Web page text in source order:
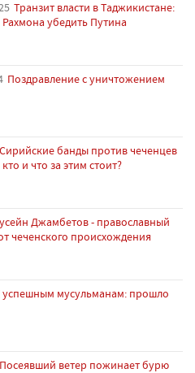
Транзит власти в Таджикистане:
убедить Путина
Поздравление с уничтожением
Сирийские банды против чеченцев
и что за этим стоит?
Джамбетов - православный
чеченского происхождения
успешным мусульманам: прошло
Посеявший ветер пожинает бурю